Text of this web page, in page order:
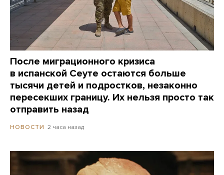
После миграционного кризиса
в испанской Сеуте остаются больше
тысячи детей и подростков, незаконно
пересекших границу. Их нельзя просто так
отправить назад
НОВОСТИ 2 часа назад